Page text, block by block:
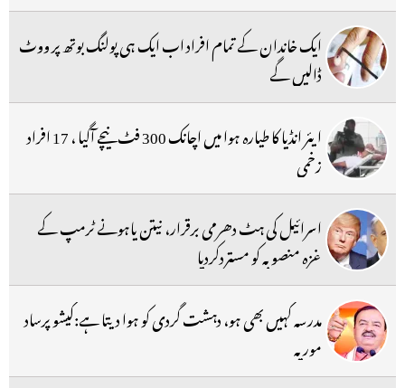
ایک خاندان کے تمام افراد اب ایک ہی پولنگ بوتھ پر ووٹ
ڈالیں گے
ایئر انڈیا کا طیارہ ہوا میں اچانک 300 فٹ نیچے آگیا ، 17 افراد
زخمی
اسرائیل کی ہٹ دھرمی برقرار، نیتن یاہونے ٹرمپ کے
غزہ منصوبہ کو مستردکردیا
مدرسہ کہیں بھی ہو، دہشت گردی کو ہوا دیتا ہے:کیشو پرساد
موریہ